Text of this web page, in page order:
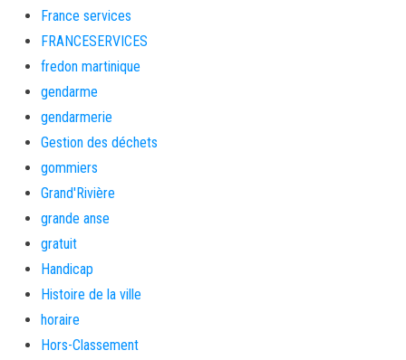
France services
FRANCESERVICES
fredon martinique
gendarme
gendarmerie
Gestion des déchets
gommiers
Grand'Rivière
grande anse
gratuit
Handicap
Histoire de la ville
horaire
Hors-Classement